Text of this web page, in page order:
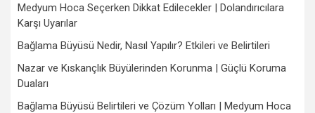
Medyum Hoca Seçerken Dikkat Edilecekler | Dolandırıcılara
Karşı Uyarılar
Bağlama Büyüsü Nedir, Nasıl Yapılır? Etkileri ve Belirtileri
Nazar ve Kıskançlık Büyülerinden Korunma | Güçlü Koruma
Duaları
Bağlama Büyüsü Belirtileri ve Çözüm Yolları | Medyum Hoca